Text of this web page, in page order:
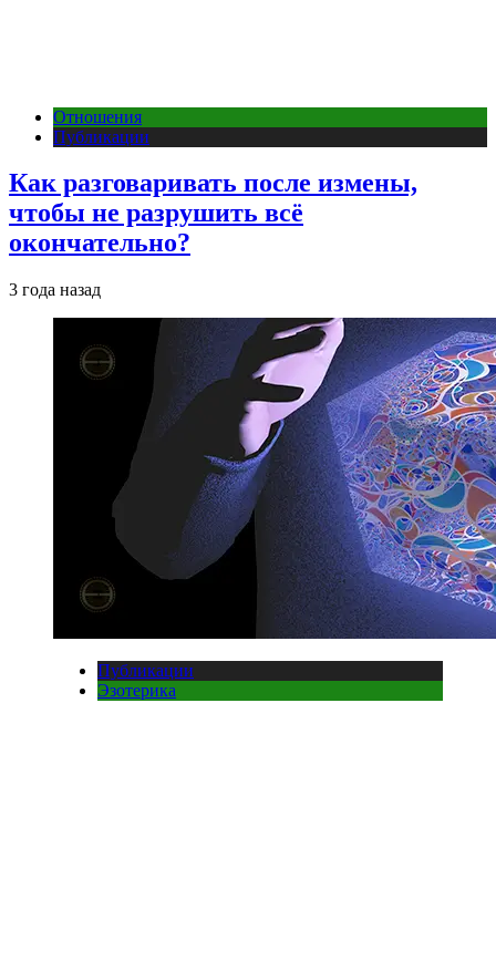
Отношения
Публикации
Как разговаривать после измены,
чтобы не разрушить всё
окончательно?
3 года назад
Публикации
Эзотерика